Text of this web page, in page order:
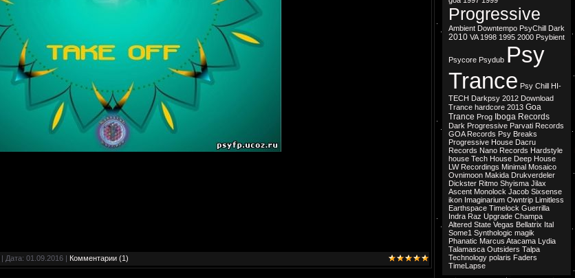
| Дата: 01.09.2016 | Комментарии (1)
Progressive
Ambient Downtempo PsyChill Dark
2010 VA 1998 1995 2000 Psybient
Psycore Psydub Psy
Trance Psy Chill HI-
TECH Darkpsy 2012 Download
Trance hardcore 2013 Goa
Trance Prog Iboga Records
Dark Progressive Parvati Records
GOA Records Psy Breaks
Progressive House Dacru
Records Nano Records Hardstyle
house Tech House Deep House
LW Recordings Minimal Mosaico
Ovnimoon Makida Drukverdeler
Dickster Ritmo Shyisma Jilax
Ascent Monolock Jacob Sixsense
ikon Imaginarium Owntrip Limitless
Earthspace Timelock Guerrilla
Indra Raz Upgrade Champa
Altered State Vegas Bellatrix Ital
Some1 Synthologic magik
Phanatic Marcus Atacama Lydia
Talamasca Outsiders Talpa
Technology polaris Faders
TimeLapse